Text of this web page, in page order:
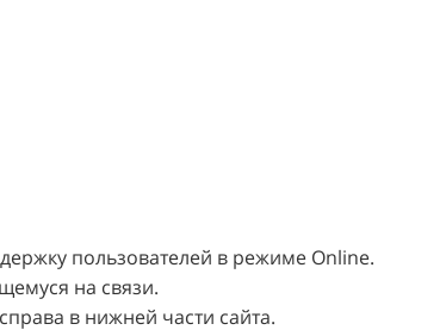
пользователей в режиме Online.
на связи.
в нижней части сайта.